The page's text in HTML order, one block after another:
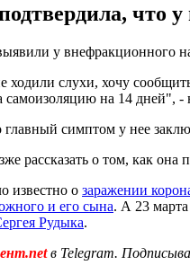
что
у внефракционного
ходили слухи, хочу
самоизоляцию на 14 дней", -
симптом у нее
рассказать о том, как она
известно о заражении
и его сына. А 23
Рудыка.
в Telegram.